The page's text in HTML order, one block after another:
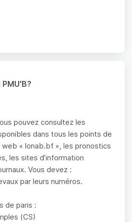
pouvez consultez les
dans tous les points de
« lonab.bf », les pronostics
les sites d’information
Vous devez :
par leurs numéros.
de paris :
(CS)